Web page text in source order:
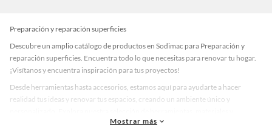
Preparación y reparación superficies
Descubre un amplio catálogo de productos en Sodimac para Preparación y
reparación superficies. Encuentra todo lo que necesitas para renovar tu hogar.
¡Visítanos y encuentra inspiración para tus proyectos!
Desde herramientas hasta accesorios, estamos aquí para ayudarte a hacer
realidad tus ideas y renovar tus espacios, creando un ambiente único y
accesorios de calidad que te ayudarán a crear un espacio más tú.
Mostrar más